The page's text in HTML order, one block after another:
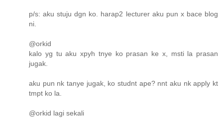
p/s: aku stuju dgn ko. harap2 lecturer aku pun x bace blog
ni.
@orkid
kalo yg tu aku xpyh tnye ko prasan ke x, msti la prasan
jugak.
aku pun nk tanye jugak, ko studnt ape? nnt aku nk apply kt
tmpt ko la.
@orkid lagi sekali